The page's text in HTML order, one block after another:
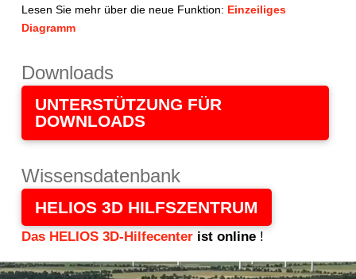
Lesen Sie mehr über die neue Funktion: Einzeiliges
Diagramm
Downloads
UNTERSTÜTZUNG FÜR
DOWNLOADS
Wissensdatenbank
HELIOS 3D HILFSZENTRUM
Das HELIOS 3D-Hilfecenterist online!